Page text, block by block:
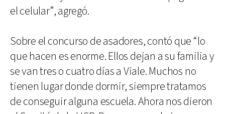
el celular”, agregó.
Sobre el concurso de asadores, contó que “lo
que hacen es enorme. Ellos dejan a su familia y
se van tres o cuatro días a Viale. Muchos no
tienen lugar donde dormir, siempre tratamos
de conseguir alguna escuela. Ahora nos dieron